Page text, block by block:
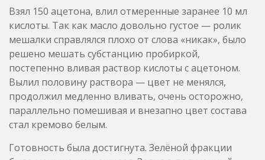
Взял 150 ацетона, влил отмеренные заранее 10 мл
кислоты. Так как масло довольно густое — ролик
мешалки справлялся плохо от слова «никак», было
решено мешать субстанцию пробиркой,
постепенно вливая раствор кислоты с ацетоном.
Вылил половину раствора — цвет не менялся,
продолжил медленно вливать, очень осторожно,
параллельно помешивая и внезапно цвет состава
стал кремово белым.
Готовность была достигнута. Зелёной фракции